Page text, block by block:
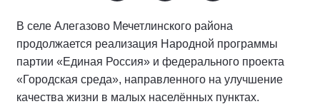
В селе Алегазово Мечетлинского района
продолжается реализация Народной программы
партии «Единая Россия» и федерального проекта
«Городская среда», направленного на улучшение
качества жизни в малых населённых пунктах.